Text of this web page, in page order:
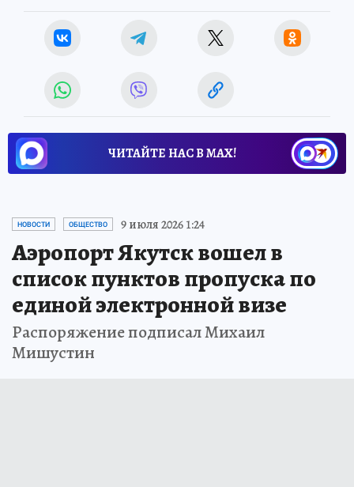
ЧИТАЙТЕ НАС В МАХ!
НОВОСТИ ОБЩЕСТВО 9 июля 2026 1:24
Аэропорт Якутск вошел в
список пунктов пропуска по
единой электронной визе
Распоряжение подписал Михаил
Мишустин